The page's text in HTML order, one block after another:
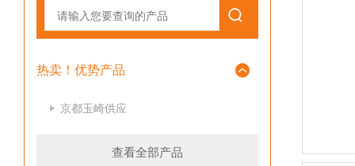
热卖！优势产品
京都玉崎供应
查看全部产品